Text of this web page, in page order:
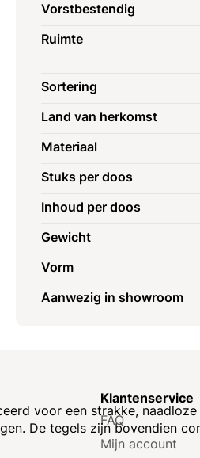
Vorstbestendig
Ruimte
Sortering
Land van herkomst
Materiaal
Stuks per doos
Inhoud per doos
Gewicht
Vorm
Aanwezig in showroom
voor een strakke,
De tegels zijn bovendien
Klantenservice
FAQ
Mijn account